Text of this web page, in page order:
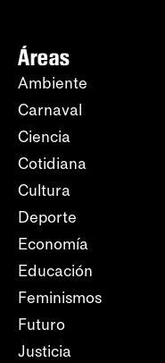
Áreas
Ambiente
Carnaval
Ciencia
Cotidiana
Cultura
Deporte
Economía
Educación
Feminismos
Futuro
Justicia